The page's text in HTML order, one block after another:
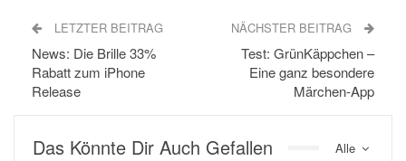
LETZTER BEITRAG
News: Die Brille 33%
Rabatt zum iPhone
Release
NÄCHSTER BEITRAG
Test: GrünKäppchen –
Eine ganz besondere
Märchen-App
Alle
Das Könnte Dir Auch Gefallen